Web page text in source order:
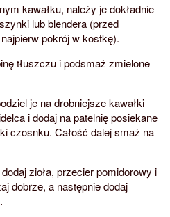
kawałku, należy je dokładnie
lub blendera (przed
pokrój w kostkę).
tłuszczu i podsmaż zmielone
je na drobniejsze kawałki
i dodaj na patelnię posiekane
czosnku. Całość dalej smaż na
zioła, przecier pomidorowy i
dobrze, a następnie dodaj